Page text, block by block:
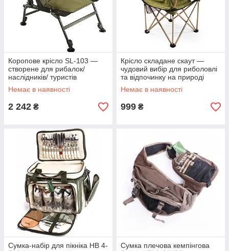
Коропове крісло SL-103 —
створене для рибалок/
наслідників/ туристів
Немає в наявності
2 242 ₴
Крісло складане скаут —
чудовий вибір для риболовлі
та відпочинку на природі
Немає в наявності
999 ₴
Сумка-набір для пікніка НВ 4-
Сумка плечова кемпінгова